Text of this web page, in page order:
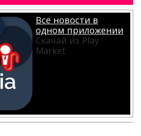
Все новости в
одном приложении
Скачай из Play
Market